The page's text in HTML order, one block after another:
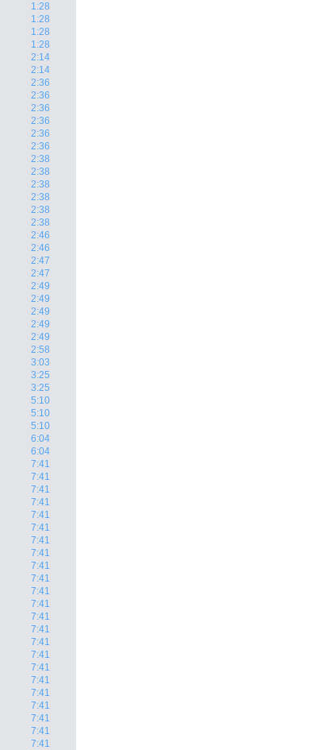
1:28
1:28
1:28
1:28
2:14
2:14
2:36
2:36
2:36
2:36
2:36
2:36
2:38
2:38
2:38
2:38
2:38
2:38
2:46
2:46
2:47
2:47
2:49
2:49
2:49
2:49
2:49
2:58
3:03
3:25
3:25
5:10
5:10
5:10
6:04
6:04
7:41
7:41
7:41
7:41
7:41
7:41
7:41
7:41
7:41
7:41
7:41
7:41
7:41
7:41
7:41
7:41
7:41
7:41
7:41
7:41
7:41
7:41
7:41